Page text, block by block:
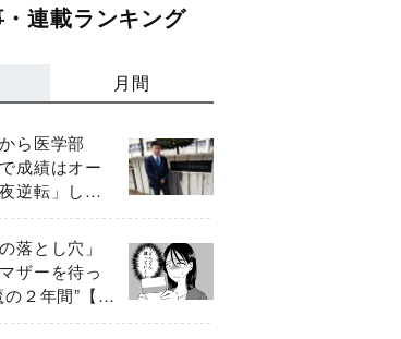
連載ランキング
月間
ら医学部
成績はオー
逆転」した
夜遊び”に連れ
気づき
落とし穴」
ザーを待っ
２年間”【後